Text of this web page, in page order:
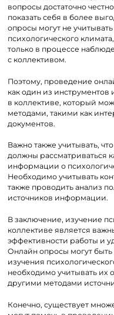
вопросы достаточно
показать себя в более
опросы могут не
психологического
только в процессе
с коллективом.
Поэтому, проведение
как один из инструментов
в коллективе, который
методами, такими как
документов.
Важно также учитывать,
должны рассматриваться
информации о
Необходимо учитывать
также проводить анализ
источников информации.
В заключение, изучение
коллективе является
эффективности работы и
Онлайн опросы могут
изучения
необходимо учитывать их
другими методами
Конечно, существует